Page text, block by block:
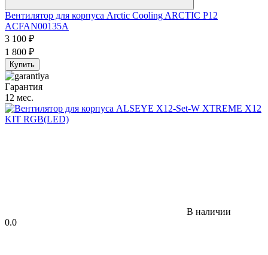
Вентилятор для корпуса Arctic Cooling ARCTIC P12
ACFAN00135A
3 100 ₽
1 800 ₽
Купить
Гарантия
12 мес.
В наличии
0.0